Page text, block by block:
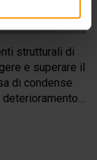
strutturali di
e superare il
di condense